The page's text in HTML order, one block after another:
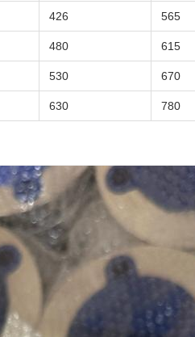
426 565
480 615
530 670
630 780